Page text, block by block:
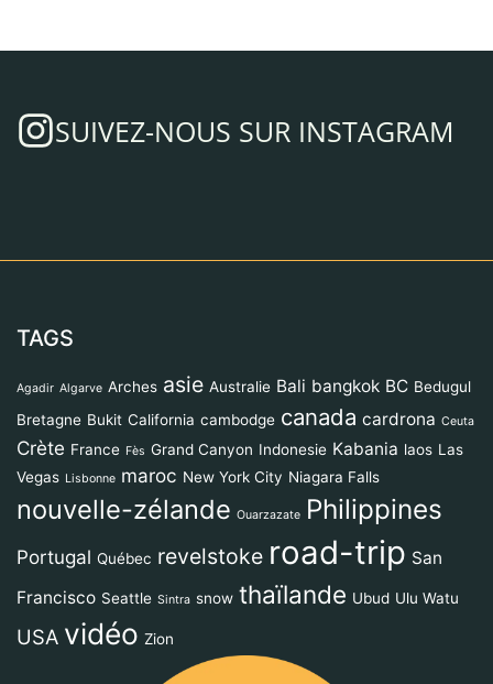
SUIVEZ-NOUS SUR INSTAGRAM
TAGS
Agadir Algarve Arches asie Australie Bali bangkok BC Bedugul
Bretagne Bukit California cambodge canada cardrona Ceuta
Crète France Fès Grand Canyon Indonesie Kabania laos Las
Vegas Lisbonne maroc New York City Niagara Falls
nouvelle-zélande Ouarzazate Philippines
Portugal Québec revelstoke road-trip San
Francisco Seattle Sintra snow thaïlande Ubud Ulu Watu
USA vidéo Zion